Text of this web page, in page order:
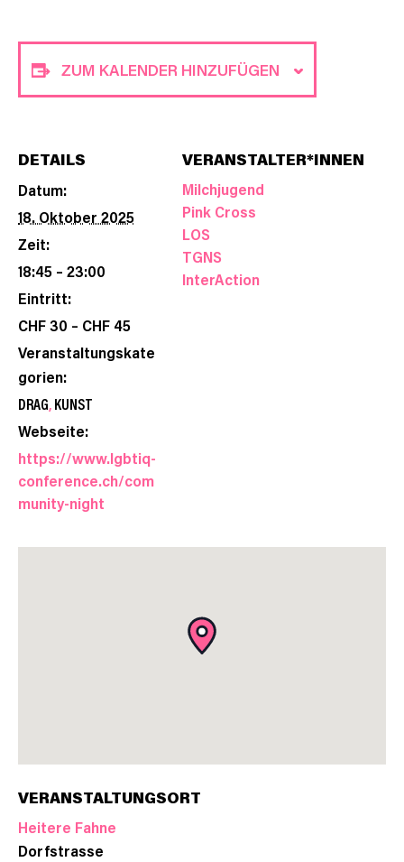
ZUM KALENDER HINZUFÜGEN
DETAILS
Datum:
18. Oktober 2025
Zeit:
18:45 – 23:00
Eintritt:
CHF 30 – CHF 45
Veranstaltungskate
gorien:
DRAG,KUNST
Webseite:
https://www.lgbtiq-
conference.ch/com
munity-night
VERANSTALTER*INNEN
Milchjugend
Pink Cross
LOS
TGNS
InterAction
VERANSTALTUNGSORT
Heitere Fahne
Dorfstrasse